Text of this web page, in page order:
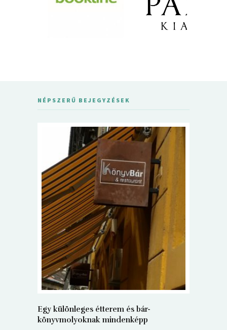
NÉPSZERŰ BEJEGYZÉSEK
Egy különleges étterem és bár-
könyvmolyoknak mindenképp